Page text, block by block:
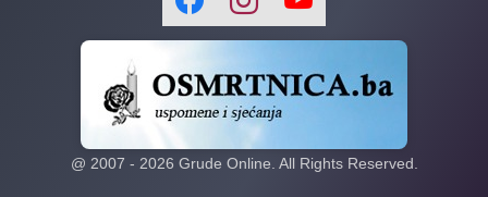
@ 2007 - 2026 Grude Online. All Rights Reserved.